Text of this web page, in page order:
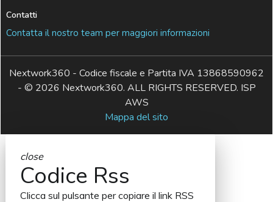
Contatti
Contatta il nostro team per maggiori informazioni
Nextwork360 - Codice fiscale e Partita IVA 13868590962
- © 2026 Nextwork360. ALL RIGHTS RESERVED. ISP
AWS
Mappa del sito
close
Codice Rss
Clicca sul pulsante per copiare il link RSS